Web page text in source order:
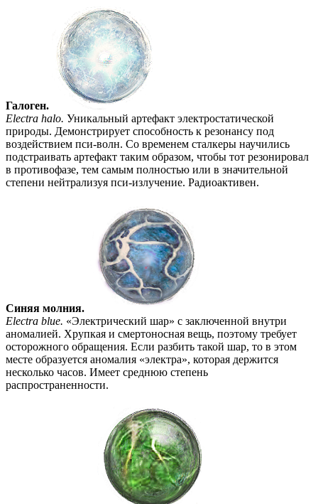
Галоген.
Electra halo. Уникальный артефакт электростатической
природы. Демонстрирует способность к резонансу под
воздействием пси-волн. Со временем сталкеры научились
подстраивать артефакт таким образом, чтобы тот резонировал
в противофазе, тем самым полностью или в значительной
степени нейтрализуя пси-излучение. Радиоактивен.
Синяя молния.
Electra blue. «Электрический шар» с заключенной внутри
аномалией. Хрупкая и смертоносная вещь, поэтому требует
осторожного обращения. Если разбить такой шар, то в этом
месте образуется аномалия «электра», которая держится
несколько часов. Имеет среднюю степень
распространенности.